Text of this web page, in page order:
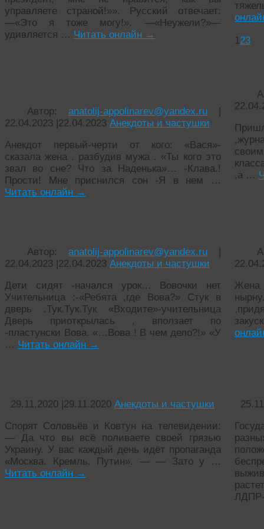
управляете страной!»». Русский отвечает:
—«Это я тоже могу!». —«Неужели?»—
удивляется … Читать онлайн →
Автор: anatolij-appolinarev@yandex.ru
|
22.04.2023 |22.04.2023 Анекдоты и частушки
Анекдот первый-черти от кого: «Вася»-
сказала жена , разбудив мужа . «Ты кого это
звал во сне? Что за Наденька»… -Клава.!
Прости! Мне приснился сон -Я в нем …
Читать онлайн →
,а …
Автор: anatolij-appolinarev@yandex.ru
|
22.04.2023 |22.04.2023 Анекдоты и частушки
Дети сидят -начался урок… Вовочки нет
Учительница :-«Ребята ,где Вова?» Стук в
дверь .Тук.Тук.Тук «Входите»-учительница
Дверь приоткрылась , вползает по
-пластунски Вова. «…Вова ! В чем дело?!» «У
… Читать онлайн →
Жена
29.11.2020 |29.11.2020 Анекдоты и частушки
Спорят Соловьёв и Ковтун на телевидении:
— Да что вы всё поливаете своей грязью
Украину. У вас каждый день идёт пропаганда
«Москва. Кремль. Путин». — — Зато у …
Читать онлайн →
1 23